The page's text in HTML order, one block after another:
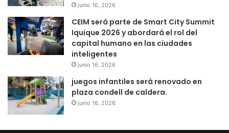
junio 16, 2026
CEIM será parte de Smart City Summit
Iquique 2026 y abordará el rol del
capital humano en las ciudades
inteligentes
junio 16, 2026
juegos infantiles será renovado en
plaza condell de caldera.
junio 16, 2026